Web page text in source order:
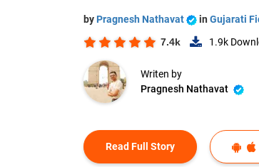
by Pragnesh Nathavat in Gujarati
7.4k 1.9k
Writen by
Pragnesh Nathavat
Read Full Story